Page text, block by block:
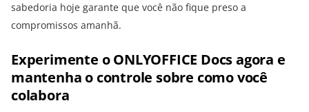
sabedoria hoje garante que você não fique preso a
compromissos amanhã.
Experimente o ONLYOFFICE Docs agora e
mantenha o controle sobre como você
colabora